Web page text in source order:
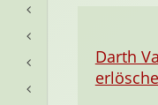
Darth